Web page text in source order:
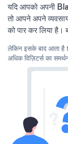
यदि आपको अपनी
तो आपने अपने
को पार कर लिया है।
लेकिन इसके बाद आता
अधिक विज़िटर्स का